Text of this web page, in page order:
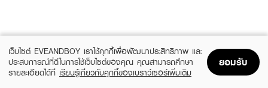
เว็บไซต์ EVEANDBOY เราใช้คุกกี้เพื่อพัฒนาประสิทธิภาพ และ
ประสบการณ์ที่ดีในการใช้เว็บไซต์ของคุณ คุณสามารถศึกษา
รายละเอียดได้ที่ เรียนรู้เกี่ยวกับคุกกี้ของเบราว์เซอร์เพิ่มเติม
ยอมรับ